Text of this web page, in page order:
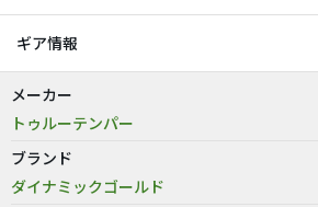
ギア情報
メーカー
トゥルーテンパー
ブランド
ダイナミックゴールド